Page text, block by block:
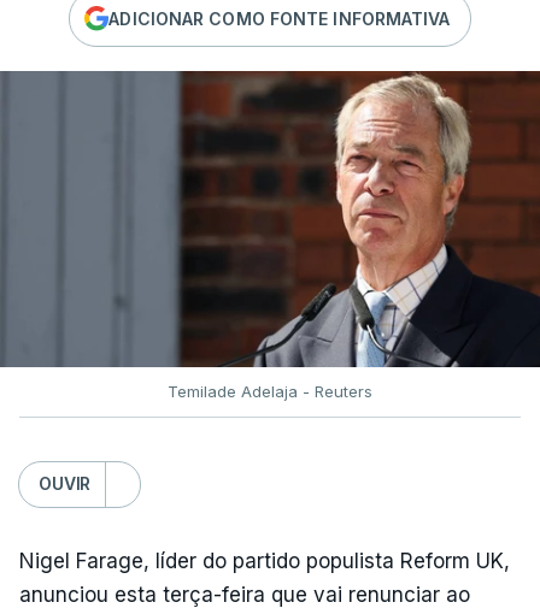
ADICIONAR COMO FONTE INFORMATIVA
Temilade Adelaja - Reuters
OUVIR
Nigel Farage, líder do partido populista Reform UK,
anunciou esta terça-feira que vai renunciar ao